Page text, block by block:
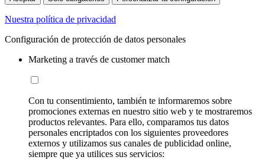
Nuestra política de privacidad
Configuración de protección de datos personales
Marketing a través de customer match
Con tu consentimiento, también te informaremos sobre
promociones externas en nuestro sitio web y te mostraremos
productos relevantes. Para ello, comparamos tus datos
personales encriptados con los siguientes proveedores
externos y utilizamos sus canales de publicidad online,
siempre que ya utilices sus servicios: